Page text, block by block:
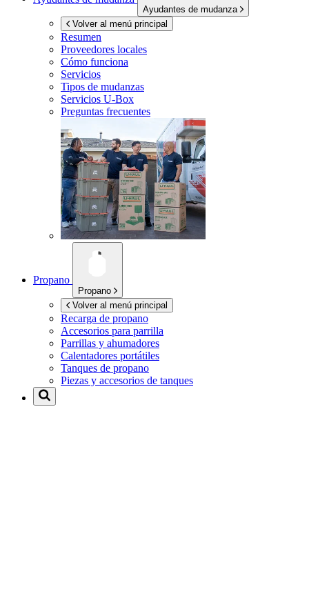
Ayudantes de mudanza
Volver al menú principal
Resumen
Proveedores locales
Cómo funciona
Servicios
Tipos de mudanzas
Servicios U-Box
Preguntas frecuentes
Propano
Propano
Volver al menú principal
Recarga de propano
Accesorios para parrilla
Parrillas y ahumadores
Calentadores portátiles
Tanques de propano
Piezas y accesorios de tanques